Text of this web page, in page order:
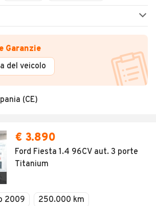
Garanzie
del veicolo
(CE)
€ 3.890
Ford Fiesta 1.4 96CV aut. 3 porte
Titanium
2009
250.000 km